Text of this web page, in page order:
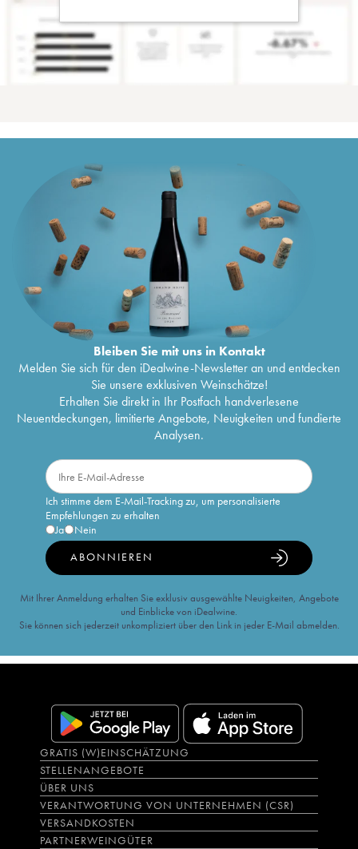
Bleiben Sie mit uns in Kontakt
Melden Sie sich für den iDealwine-Newsletter an und entdecken
Sie unsere exklusiven Weinschätze!
Erhalten Sie direkt in Ihr Postfach handverlesene
Neuentdeckungen, limitierte Angebote, Neuigkeiten und fundierte
Analysen.
Ich stimme dem E-Mail-Tracking zu, um personalisierte
Empfehlungen zu erhalten
Ja
Nein
ABONNIEREN
Mit Ihrer Anmeldung erhalten Sie exklusiv ausgewählte Neuigkeiten, Angebote
und Einblicke von iDealwine.
Sie können sich jederzeit unkompliziert über den Link in jeder E-Mail abmelden.
GRATIS (W)EINSCHÄTZUNG
STELLENANGEBOTE
ÜBER UNS
VERANTWORTUNG VON UNTERNEHMEN (CSR)
VERSANDKOSTEN
PARTNERWEINGÜTER